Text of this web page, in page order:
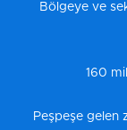
Bölgeye ve
160
Peşpeşe gelen